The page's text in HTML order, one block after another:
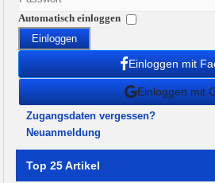
Automatisch einloggen
Einloggen
Einloggen mit
Einloggen mit
Zugangsdaten vergessen?
Neuanmeldung
Top 25 Artikel